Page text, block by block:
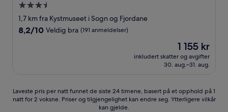
Overnattingssted
med
3.5
1,7 km fra Kystmuseet i Sogn og Fjordane
8.2
8,2/10 Veldig bra (191 anmeldelser)
Prisen
er
1 155 kr
1 155 kr
inkludert skatter og avgifter
30. aug.–31. aug.
Laveste
pris
Laveste pris per natt funnet de siste 24 timene, basert på et opphold på 1
natt for 2 voksne. Priser og tilgjengelighet kan endre seg. Ytterligere vilkår
kan gjelde.